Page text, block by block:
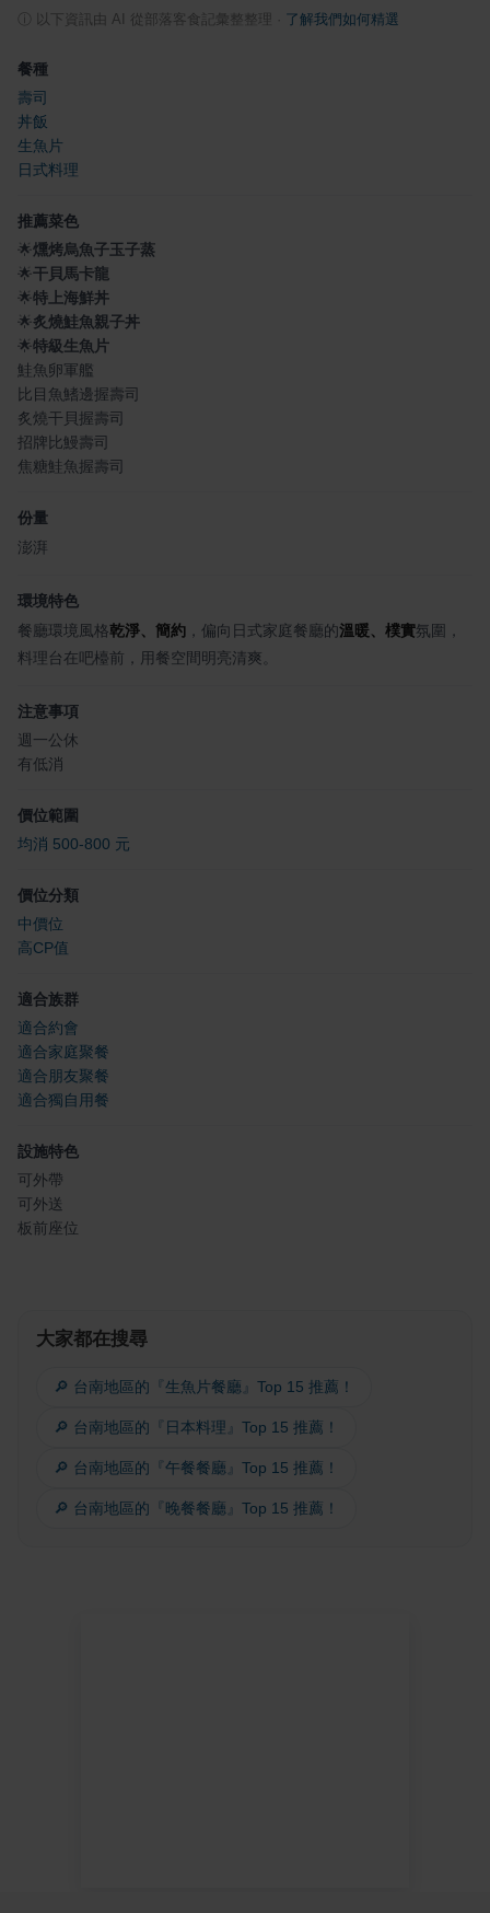
以下資訊由 AI 從部落客食記彙整整理 了解我們如何精選
餐種
壽司
丼飯
生魚片
日式料理
推薦菜色
🌟燻烤烏魚子玉子蒸
🌟干貝馬卡龍
🌟特上海鮮丼
🌟炙燒鮭魚親子丼
🌟特級生魚片
鮭魚卵軍艦
比目魚鰭邊握壽司
炙燒干貝握壽司
招牌比鰻壽司
焦糖鮭魚握壽司
份量
澎湃
環境特色
餐廳環境風格乾淨、簡約 ，偏向日式家庭餐廳的溫暖、樸實氛圍，
料理台在吧檯前，用餐空間明亮清爽。
注意事項
週一公休
有低消
價位範圍
均消 500-800 元
價位分類
中價位
高CP值
適合族群
適合約會
適合家庭聚餐
適合朋友聚餐
適合獨自用餐
設施特色
可外帶
可外送
板前座位
大家都在搜尋
🔎 台南地區的『生魚片餐廳』Top 15 推薦！
🔎 台南地區的『日本料理』Top 15 推薦！
🔎 台南地區的『午餐餐廳』Top 15 推薦！
🔎 台南地區的『晚餐餐廳』Top 15 推薦！